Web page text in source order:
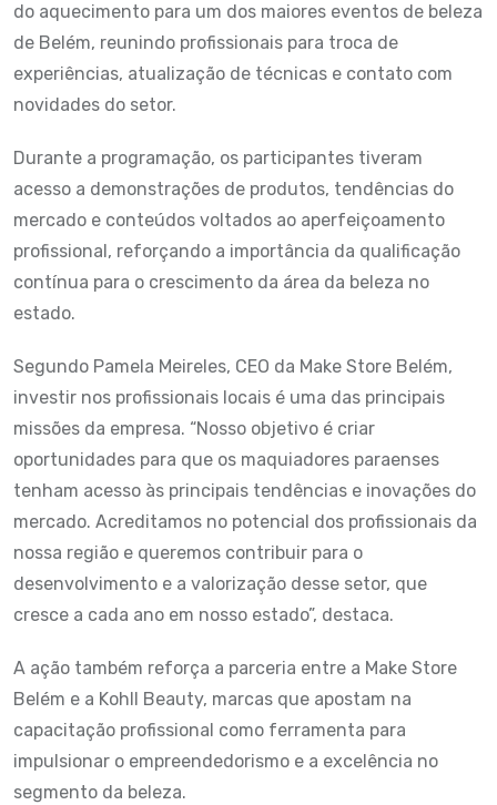
do aquecimento para um dos maiores eventos de beleza
de Belém, reunindo profissionais para troca de
experiências, atualização de técnicas e contato com
novidades do setor.
Durante a programação, os participantes tiveram
acesso a demonstrações de produtos, tendências do
mercado e conteúdos voltados ao aperfeiçoamento
profissional, reforçando a importância da qualificação
contínua para o crescimento da área da beleza no
estado.
Segundo Pamela Meireles, CEO da Make Store Belém,
investir nos profissionais locais é uma das principais
missões da empresa. “Nosso objetivo é criar
oportunidades para que os maquiadores paraenses
tenham acesso às principais tendências e inovações do
mercado. Acreditamos no potencial dos profissionais da
nossa região e queremos contribuir para o
desenvolvimento e a valorização desse setor, que
cresce a cada ano em nosso estado”, destaca.
A ação também reforça a parceria entre a Make Store
Belém e a Kohll Beauty, marcas que apostam na
capacitação profissional como ferramenta para
impulsionar o empreendedorismo e a excelência no
segmento da beleza.